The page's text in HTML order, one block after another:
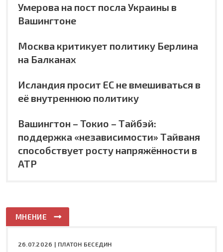
Умерова на пост посла Украины в
Вашингтоне
Москва критикует политику Берлина
на Балканах
Исландия просит ЕС не вмешиваться в
её внутреннюю политику
Вашингтон – Токио – Тайбэй:
поддержка «независимости» Тайваня
способствует росту напряжённости в
АТР
МНЕНИЕ
26.07.2026 | ПЛАТОН БЕСЕДИН